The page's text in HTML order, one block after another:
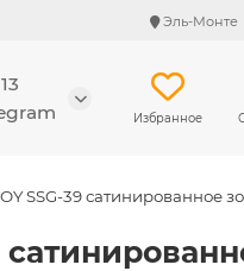
Эль-Монте
Избранное
SSG-39 сатинированное